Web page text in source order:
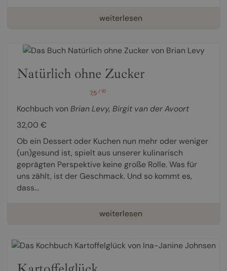
weiterlesen
Natürlich ohne Zucker
7,5/ 10
Kochbuch von Brian Levy, Birgit van der Avoort
32,00 €
Ob ein Dessert oder Kuchen nun mehr oder weniger
(un)gesund ist, spielt aus unserer kulinarisch
geprägten Perspektive keine große Rolle. Was für
uns zählt, ist der Geschmack. Und so kommt es,
dass...
weiterlesen